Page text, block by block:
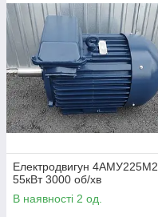
Електродвигун 4АМУ225М2
55кВт 3000 об/хв
В наявності 2 од.